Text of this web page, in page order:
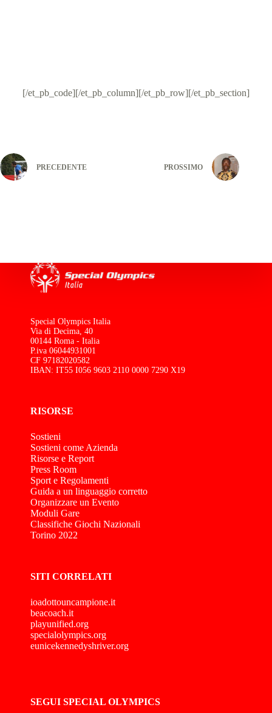
[/et_pb_code][/et_pb_column][/et_pb_row][/et_pb_section]
PRECEDENTE PROSSIMO
Special Olympics Italia
Via di Decima, 40
00144 Roma - Italia
P.iva 06044931001
CF 97182020582
IBAN: IT55 I056 9603 2110 0000 7290 X19
RISORSE
Sostieni
Sostieni come Azienda
Risorse e Report
Press Room
Sport e Regolamenti
Guida a un linguaggio corretto
Organizzare un Evento
Moduli Gare
Classifiche Giochi Nazionali
Torino 2022
SITI CORRELATI
ioadottouncampione.it
beacoach.it
playunified.org
specialolympics.org
eunicekennedyshriver.org
SEGUI SPECIAL OLYMPICS